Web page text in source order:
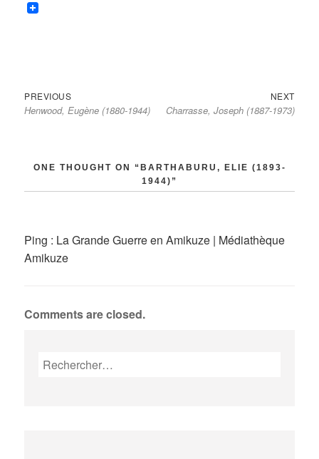
Navigation
de
PREVIOUSPrevious
post:
Henwood, Eugène (1880-1944)
NEXTNext
post:
Charrasse, Joseph (1887-1973)
ONE THOUGHT ON “BARTHABURU, ELIE (1893-
1944)”
Ping : La Grande Guerre en Amikuze | Médiathèque
Amikuze
Comments are closed.
Rechercher :